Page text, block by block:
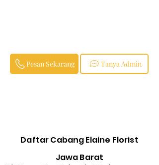
Tanya Admin
Pesan Sekarang
Daftar Cabang Elaine Florist
Jawa Barat